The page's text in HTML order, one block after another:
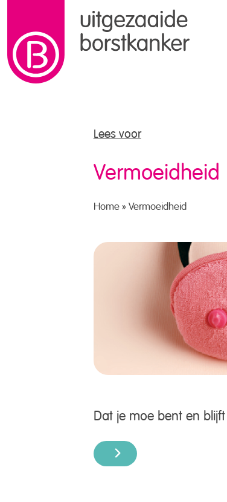
naar de inhoud
Lees voor
Vermoeidheid
Home » Vermoeidheid
Dat je moe bent en